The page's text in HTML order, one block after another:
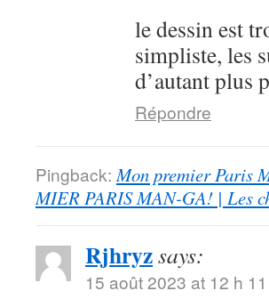
le dessin est
simpliste, les
d’autant plus
Répondre
Pingback: Mon premier Paris
MIER PARIS MAN-GA! | Les
Rjhryzsays:
15 août 2023 at 12 h